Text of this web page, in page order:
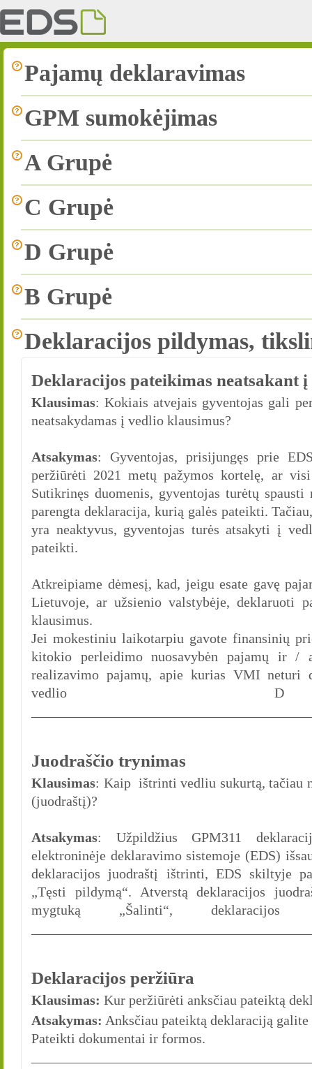
Pajamų deklaravimas
GPM sumokėjimas
A Grupė
C Grupė
D Grupė
B Grupė
Deklaracijos pildymas,
Deklaracijos pateikimas neatsakant
Klausimas: Kokiais atvejais gyventojas gali
neatsakydamas į vedlio klausimus?
Atsakymas: Gyventojas, prisijungęs prie
peržiūrėti 2021 metų pažymos kortelę, ar
Sutikrinęs duomenis, gyventojas turėtų
parengta deklaracija, kurią galės pateikti.
yra neaktyvus, gyventojas turės atsakyti į
pateikti.
Atkreipiame dėmesį, kad, jeigu esate gavę
Lietuvoje, ar užsienio valstybėje, deklaruoti
klausimus.
Jei mokestiniu laikotarpiu gavote finansinių
kitokio perleidimo nuosavybėn pajamų ir /
realizavimo pajamų, apie kurias VMI neturi
vedlio D
Juodraščio trynimas
Klausimas: Kaip ištrinti vedliu sukurtą, tačiau
(juodraštį)?
Atsakymas: Užpildžius GPM311
elektroninėje deklaravimo sistemoje (EDS)
deklaracijos juodraštį ištrinti, EDS skiltyje
„Tęsti pildymą“. Atverstą deklaracijos
mygtuką „Šalinti“, deklaracijos
Deklaracijos peržiūra
Klausimas: Kur peržiūrėti anksčiau pateiktą
Atsakymas: Anksčiau pateiktą deklaraciją
Pateikti dokumentai ir formos.